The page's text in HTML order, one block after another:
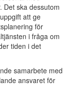
Det ska dessutom
att ge
för
i fråga om
tiden i det
samarbete med
ansvaret för